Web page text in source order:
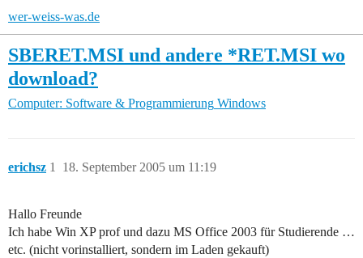
wer-weiss-was.de
SBERET.MSI und andere *RET.MSI wo
download?
Computer: Software & Programmierung Windows
erichsz 18. September 2005 um 11:19
1
Hallo Freunde
Ich habe Win XP prof und dazu MS Office 2003 für Studierende …
etc. (nicht vorinstalliert, sondern im Laden gekauft)